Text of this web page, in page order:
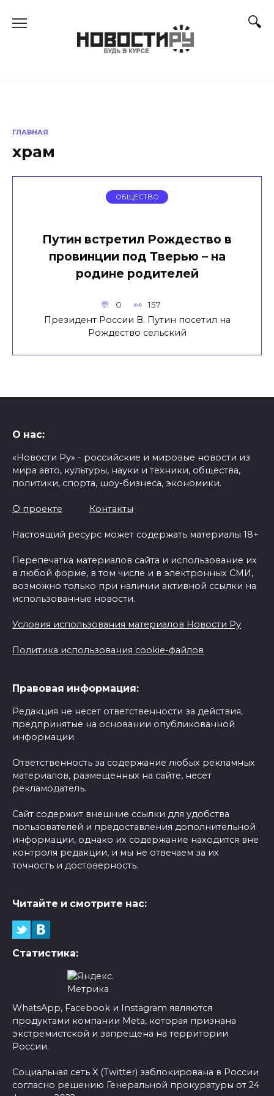
ГЛАВНАЯ
храм
ОБЩЕСТВО
Путин встретил Рождество в
провинции под Тверью – на
родине родителей
0 157
Президент России В. Путин посетил на
Рождество сельский
О нас:
«Новости Ру» - российские и мировые новости из
мира авто, культуры, науки и техники, общества,
политики, спорта, шоу-бизнеса, экономики.
О проекте Контакты
Настоящий ресурс может содержать материалы 18+
Перепечатка материалов сайта и использование их
в любой форме, в том числе и в электронных СМИ,
возможно только при наличии активной ссылки на
использованные новости.
Условия использования материалов Новости Ру
Политика использования cookie-файлов
Правовая информация:
Редакция не несет ответственности за действия,
предпринятые на основании опубликованной
информации.
Ответственность за содержание любых рекламных
материалов, размещенных на сайте, несет
рекламодатель.
Сайт содержит внешние ссылки для удобства
пользователей и предоставления дополнительной
информации, однако их содержание находится вне
контроля редакции, и мы не отвечаем за их
точность и достоверность.
Читайте и смотрите нас:
Статистика:
WhatsApp, Facebook и Instagram являются
продуктами компании Meta, которая признана
экстремистской и запрещена на территории
России.
Социальная сеть X (Twitter) заблокирована в России
согласно решению Генеральной прокуратуры от 24